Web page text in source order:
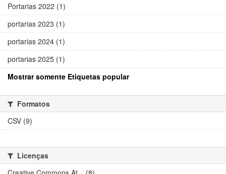
Portarias 2022 (1)
portarias 2023 (1)
portarias 2024 (1)
portarias 2025 (1)
Mostrar somente Etiquetas popular
Formatos
CSV (9)
Licenças